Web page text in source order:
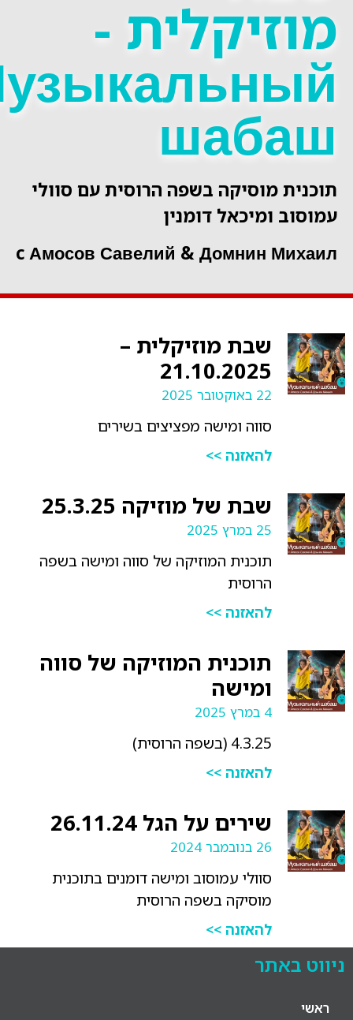
-
מוסיקה בשפה הרוסית עם סוולי
ומיכאל דומנין
c Амосов Савелий & Домнин
שבת מוזיקלית –
21.10.2025
22 באוקטובר 2025
סווה ומישה מפציצים בשירים
להאזנה >>
שבת של מוזיקה 25.3.25
25 במרץ 2025
תוכנית המוזיקה של סווה ומישה בשפה
הרוסית
להאזנה >>
תוכנית המוזיקה של סווה
ומישה
4 במרץ 2025
4.3.25 (בשפה הרוסית)
להאזנה >>
שירים על הגל 26.11.24
26 בנובמבר 2024
סוולי עמוסוב ומישה דומנים בתוכנית
מוסיקה בשפה הרוסית
להאזנה >>
באתר